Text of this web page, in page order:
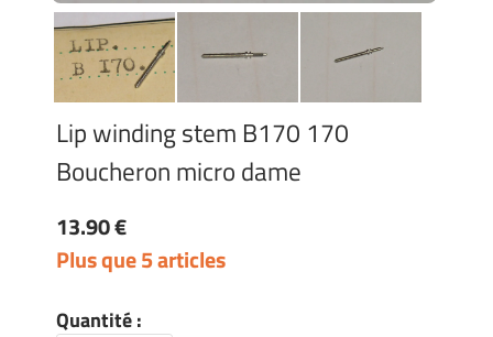
Lip winding stem B170 170
Boucheron micro dame
13.90 €
Plus que 5 articles
Quantité :